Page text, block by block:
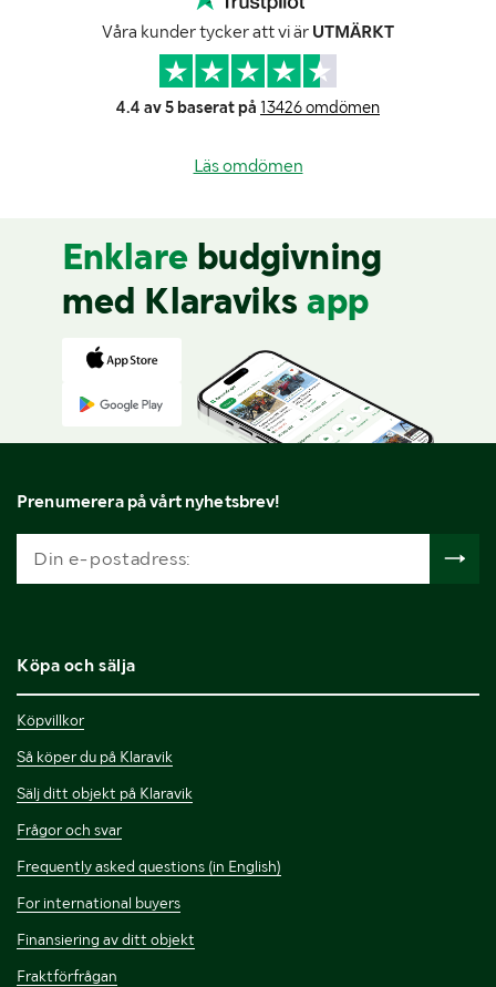
Våra kunder tycker att vi är UTMÄRKT
4.4 av 5 baserat på 13426 omdömen
Läs omdömen
Enklare budgivning
med Klaraviks app
Prenumerera på vårt nyhetsbrev!
Köpa och sälja
Köpvillkor
Så köper du på Klaravik
Sälj ditt objekt på Klaravik
Frågor och svar
Frequently asked questions (in English)
For international buyers
Finansiering av ditt objekt
Fraktförfrågan